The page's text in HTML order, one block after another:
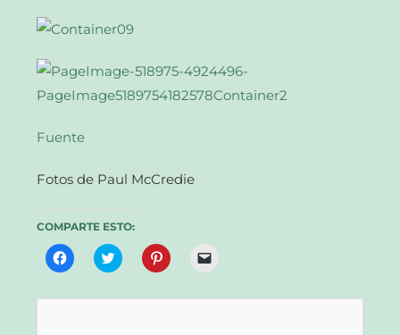
Fuente
Fotos de Paul McCredie
COMPARTE ESTO:
Haz
clic
en
Haz
clic
en
Haz
clic
en
Haz
clic
un